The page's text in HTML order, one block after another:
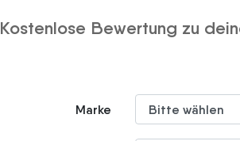
Kostenlose Bewertung zu
Marke